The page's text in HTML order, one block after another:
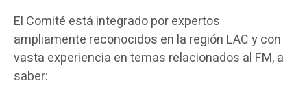
El Comité está integrado por expertos
ampliamente reconocidos en la región LAC y con
vasta experiencia en temas relacionados al FM, a
saber: